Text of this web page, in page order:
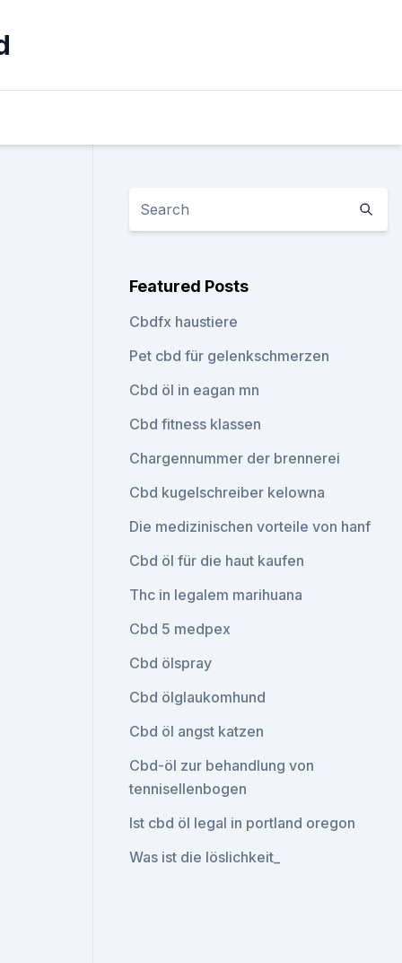
Featured Posts
Cbdfx haustiere
Pet cbd für gelenkschmerzen
Cbd öl in eagan mn
Cbd fitness klassen
Chargennummer der brennerei
Cbd kugelschreiber kelowna
Die medizinischen vorteile von hanf
Cbd öl für die haut kaufen
Thc in legalem marihuana
Cbd 5 medpex
Cbd ölspray
Cbd ölglaukomhund
Cbd öl angst katzen
Cbd-öl zur behandlung von
tennisellenbogen
Ist cbd öl legal in portland oregon
Was ist die löslichkeit_